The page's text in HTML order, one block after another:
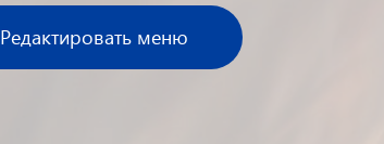
Редактировать меню